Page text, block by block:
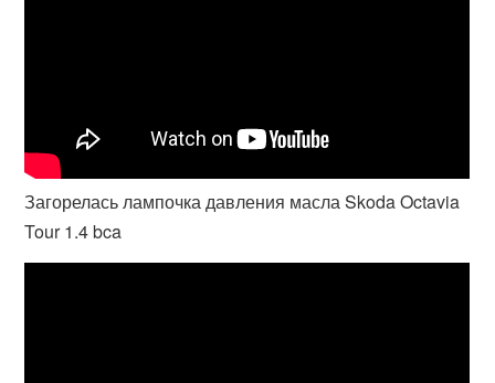
Загорелась лампочка давления масла Skoda Octavia
Tour 1.4 bca